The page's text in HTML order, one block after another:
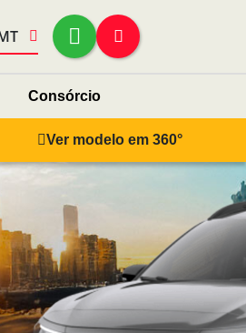
Consórcio
Ver modelo em 360°